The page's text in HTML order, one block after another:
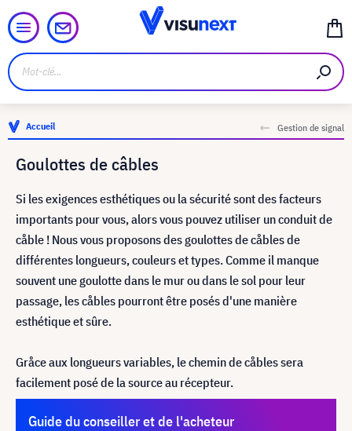
Accueil Gestion de signal
Goulottes de câbles
Si les exigences esthétiques ou la sécurité sont des facteurs
importants pour vous, alors vous pouvez utiliser un conduit de
cåble ! Nous vous proposons des goulottes de cåbles de
différentes longueurs, couleurs et types. Comme il manque
souvent une goulotte dans le mur ou dans le sol pour leur
passage, les cåbles pourront être posés d'une manière
esthétique et sûre.
Gråce aux longueurs variables, le chemin de cåbles sera
facilement posé de la source au récepteur.
Guide du conseiller et de l'acheteur